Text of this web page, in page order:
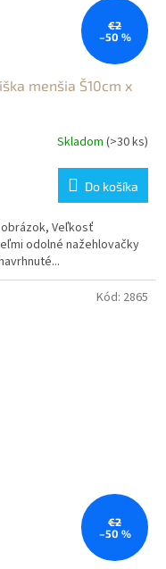
€2
–50 %
menšia Š10cm x
Skladom (>30 ks)
Do košíka
Veľkosť
odolné nažehlovačky
€2
–50 %
Kód: 2865